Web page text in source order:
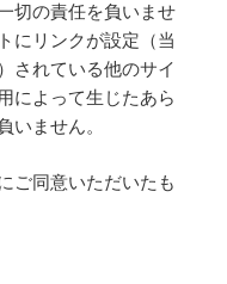
切の責任を負いませ
にリンクが設定（当
されている他のサイ
によって生じたあら
いません。
ご同意いただいたも